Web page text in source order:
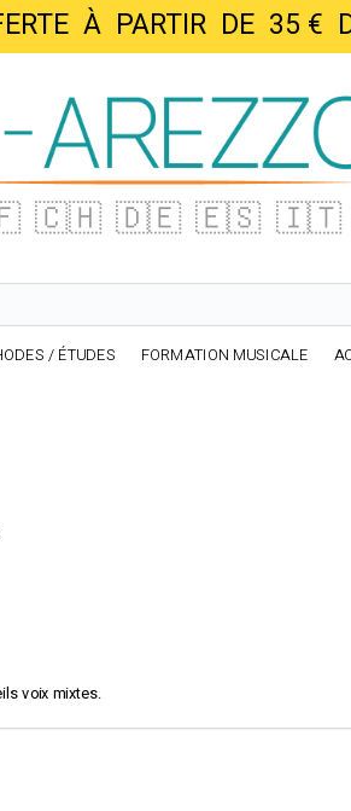
À PARTIR DE 35
🇨🇭 🇩🇪 🇪🇸 🇮🇹
/ ÉTUDES FORMATION MUSICALE
voix mixtes.